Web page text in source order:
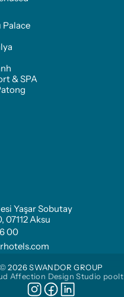
Palace
& SPA
Yaşar Sobutay
07112 Aksu
00
© 2026 SWANDOR GROUP
Affection Design Studio poolt